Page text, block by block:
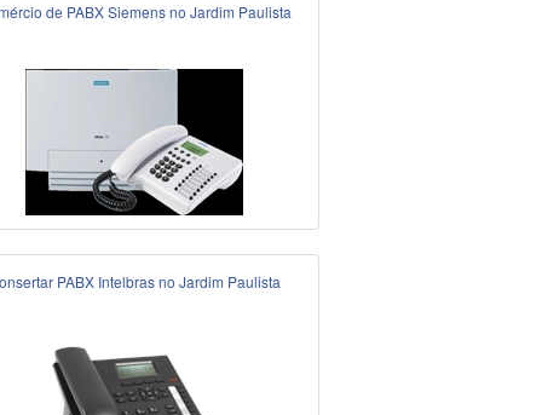
de PABX Siemens no Jardim Paulista
PABX Intelbras no Jardim Paulista